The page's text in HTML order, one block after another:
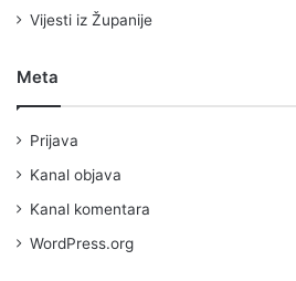
Vijesti iz Županije
Meta
Prijava
Kanal objava
Kanal komentara
WordPress.org